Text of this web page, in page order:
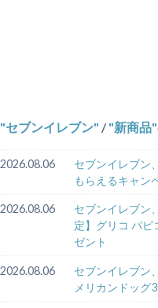
セブンイレブン / 新商品
2026.08.06
セブンイレブン
もらえるキャン
2026.08.06
セブンイレブン
定】グリコ パピ
ゼント
2026.08.06
セブンイレブン
メリカンドッグ